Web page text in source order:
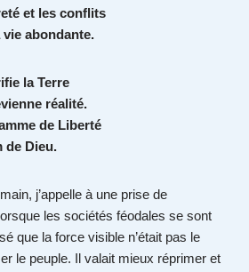
et les conflits
abondante.
la Terre
réalité.
de Liberté
de Dieu.
j’appelle à une prise de
les sociétés féodales se sont
que la force visible n’était pas le
le peuple. Il valait mieux réprimer et